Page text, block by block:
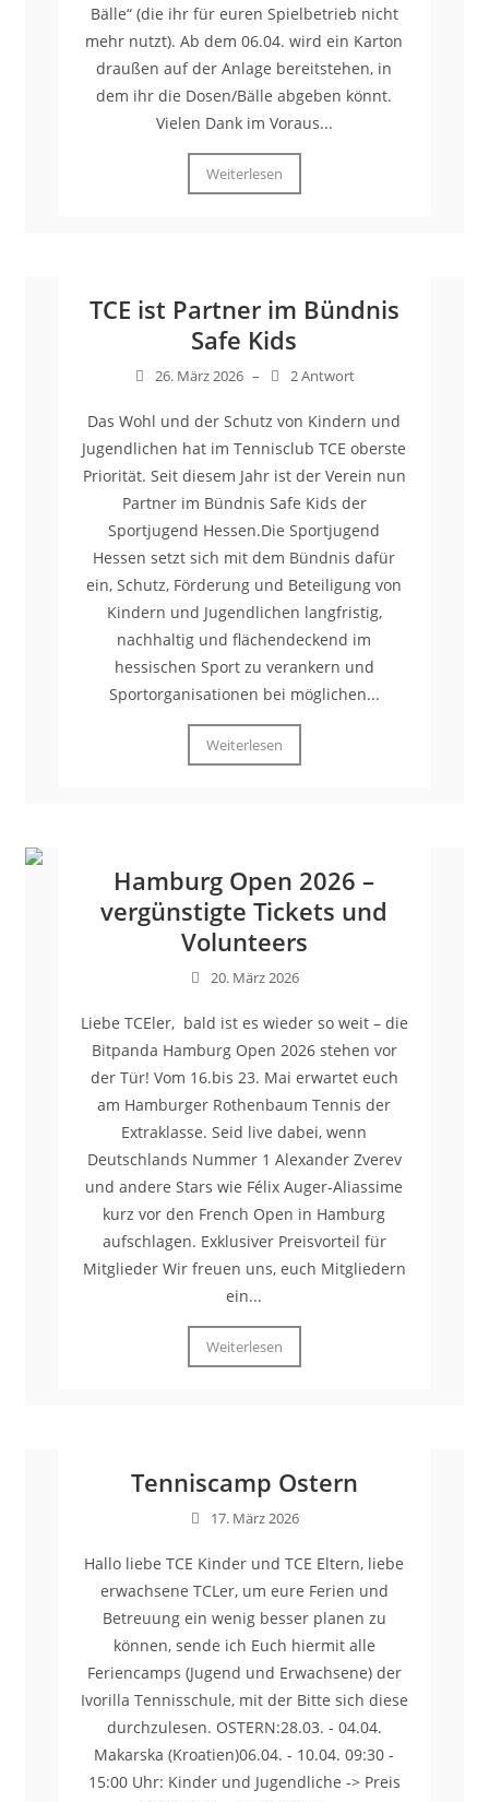
Bälle“ (die ihr für euren Spielbetrieb nicht
mehr nutzt). Ab dem 06.04. wird ein Karton
draußen auf der Anlage bereitstehen, in
dem ihr die Dosen/Bälle abgeben könnt.
Vielen Dank im Voraus...
Weiterlesen
TCE ist Partner im Bündnis
Safe Kids
26. März 2026 – 2 Antwort
Das Wohl und der Schutz von Kindern und
Jugendlichen hat im Tennisclub TCE oberste
Priorität. Seit diesem Jahr ist der Verein nun
Partner im Bündnis Safe Kids der
Sportjugend Hessen.Die Sportjugend
Hessen setzt sich mit dem Bündnis dafür
ein, Schutz, Förderung und Beteiligung von
Kindern und Jugendlichen langfristig,
nachhaltig und flächendeckend im
hessischen Sport zu verankern und
Sportorganisationen bei möglichen...
Weiterlesen
Hamburg Open 2026 –
vergünstigte Tickets und
Volunteers
20. März 2026
Liebe TCEler, bald ist es wieder so weit – die
Bitpanda Hamburg Open 2026 stehen vor
der Tür! Vom 16.bis 23. Mai erwartet euch
am Hamburger Rothenbaum Tennis der
Extraklasse. Seid live dabei, wenn
Deutschlands Nummer 1 Alexander Zverev
und andere Stars wie Félix Auger-Aliassime
kurz vor den French Open in Hamburg
aufschlagen. Exklusiver Preisvorteil für
Mitglieder Wir freuen uns, euch Mitgliedern
ein...
Weiterlesen
Tenniscamp Ostern
17. März 2026
Hallo liebe TCE Kinder und TCE Eltern, liebe
erwachsene TCLer, um eure Ferien und
Betreuung ein wenig besser planen zu
können, sende ich Euch hiermit alle
Feriencamps (Jugend und Erwachsene) der
Ivorilla Tennisschule, mit der Bitte sich diese
durchzulesen. OSTERN:28.03. - 04.04.
Makarska (Kroatien)06.04. - 10.04. 09:30 -
15:00 Uhr: Kinder und Jugendliche -> Preis